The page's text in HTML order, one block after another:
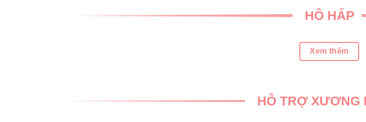
HÔ HẤP
Xem thêm
HỖ TRỢ XƯƠNG